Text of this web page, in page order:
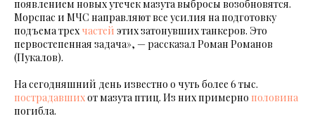
появлением новых утечек мазута выбросы возобновятся.
Морспас и МЧС направляют все усилия на подготовку
подъема трех частей этих затонувших танкеров. Это
первостепенная задача», — рассказал Роман Романов
(Пукалов).
На сегодняшний день известно о чуть более 6 тыс.
пострадавшихот мазута птиц. Из них примерно половина
погибла.